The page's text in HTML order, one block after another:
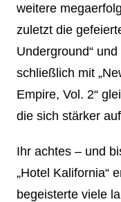
weitere
zuletzt die
Underground“
schließlich mit
Empire, Vol. 2“
die sich stärker
Ihr achtes – und
„Hotel Kalifornia“
begeisterte viele